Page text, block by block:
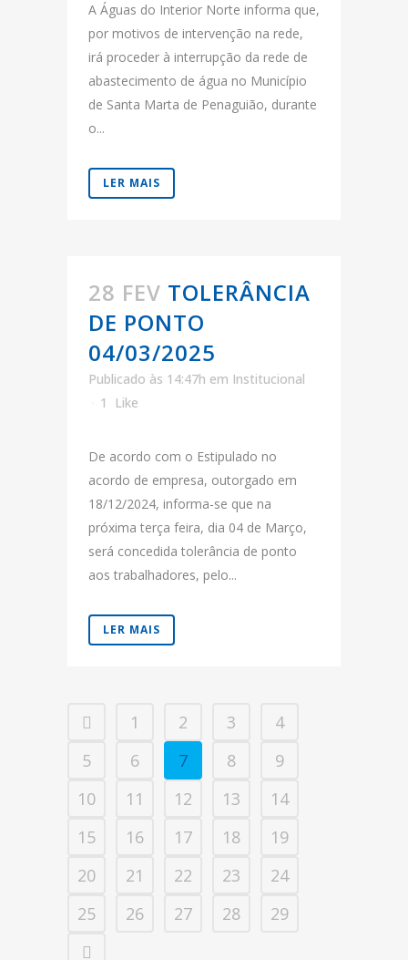
A Águas do Interior Norte informa que,
por motivos de intervenção na rede,
irá proceder à interrupção da rede de
abastecimento de água no Município
de Santa Marta de Penaguião, durante
o...
LER MAIS
28 FEV TOLERÂNCIA
DE PONTO
04/03/2025
Publicado às 14:47h em Institucional
1
Like
De acordo com o Estipulado no
acordo de empresa, outorgado em
18/12/2024, informa-se que na
próxima terça feira, dia 04 de Março,
será concedida tolerância de ponto
aos trabalhadores, pelo...
LER MAIS
1 2 3
4
5
6 7 8
9
10
11 12 13
14
15
16 17 18
19
20
21 22 23
24
25
26 27 28 29